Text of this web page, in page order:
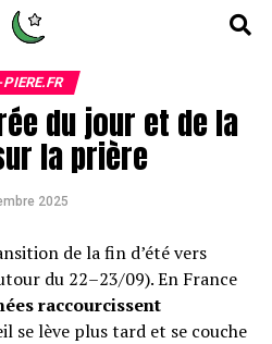
du jour et de la
la prière
2025
de la fin d’été vers
du 22–23/09). En France
raccourcissent
se lève plus tard et se couche